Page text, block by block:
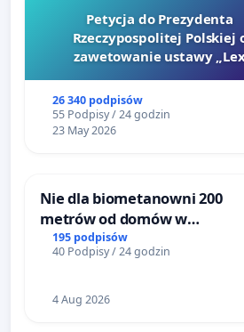
Petycja do Prezydenta
Rzeczypospolitej Polskiej
zawetowanie ustawy
26 340 podpisów
55 Podpisy / 24 godzin
23 May 2026
Nie dla biometanowni 200
metrów od domów w
Biernatkach, gm. Wądroże
Wielkie
195 podpisów
40 Podpisy / 24 godzin
4 Aug 2026